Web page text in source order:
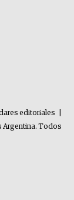
editoriales
Todos